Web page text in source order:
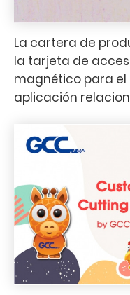
La cartera de
la tarjeta de
magnético para
aplicación